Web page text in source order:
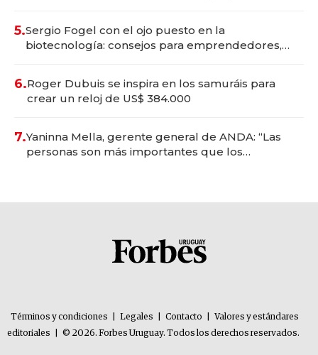
5.Sergio Fogel con el ojo puesto en la
biotecnología: consejos para emprendedores,
6.Roger Dubuis se inspira en los samuráis para
crear un reloj de US$ 384.000
7.Yaninna Mella, gerente general de ANDA: “Las
personas son más importantes que los
Términos y condiciones Legales Contacto
Valores y estándares
editoriales
© 2026. Forbes Uruguay. Todos los derechos reservados.